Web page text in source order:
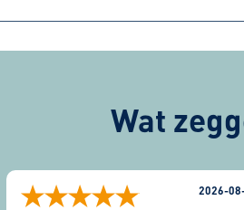
Wat
2026-